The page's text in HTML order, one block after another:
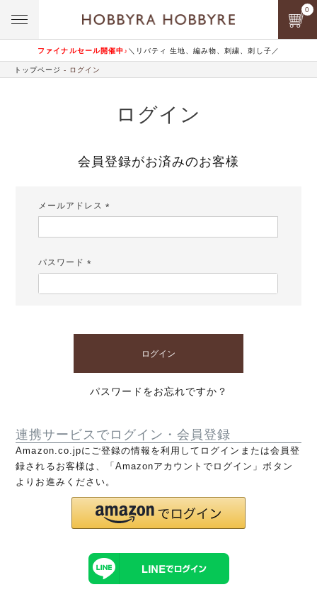
ファイナルセール開催中♪ ＼リバティ 生地、編み物、刺繍、刺し子／
0
トップページ ログイン
ログイン
会員登録がお済みのお客様
メールアドレス
パスワード
ログイン
パスワードをお忘れですか？
連携サービスでログイン・会員登録
Amazon.co.jpにご登録の情報を利用してログインまたは会員登
録されるお客様は、「Amazonアカウントでログイン」ボタン
よりお進みください。